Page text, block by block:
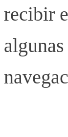
recibir